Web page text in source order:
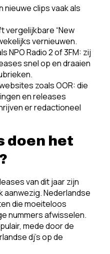
clips vaak als
vergelijkbare “New
vernieuwen.
NPO Radio 2 of 3FM: zij
snel op en draaien
zoals OOR: die
en releases
er redactioneel
doen het
van dit jaar zijn
aanwezig. Nederlandse
die moeiteloos
nummers afwisselen.
mede door de
dj’s op de